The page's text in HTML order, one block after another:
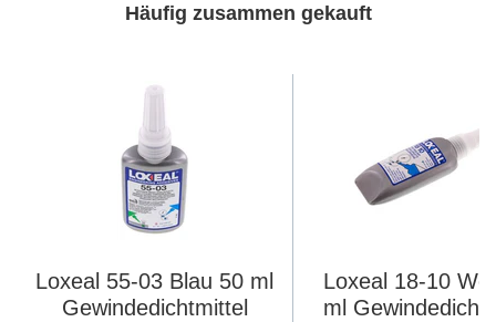
Häufig zusammen gekauft
Loxeal 55-03 Blau 50 ml
Gewindedichtmittel
Loxeal 18-10
ml